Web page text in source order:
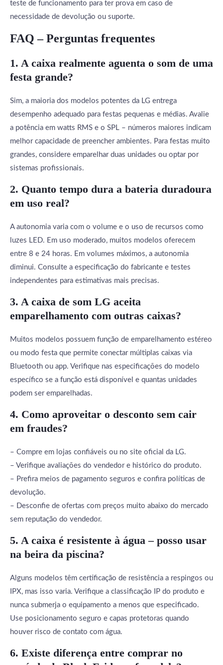
teste de funcionamento para ter prova em caso de
necessidade de devolução ou suporte.
FAQ – Perguntas frequentes
1. A caixa realmente aguenta o som de uma
festa grande?
Sim, a maioria dos modelos potentes da LG entrega
desempenho adequado para festas pequenas e médias. Avalie
a potência em watts RMS e o SPL – números maiores indicam
melhor capacidade de preencher ambientes. Para festas muito
grandes, considere emparelhar duas unidades ou optar por
sistemas profissionais.
2. Quanto tempo dura a bateria duradoura
em uso real?
A autonomia varia com o volume e o uso de recursos como
luzes LED. Em uso moderado, muitos modelos oferecem
entre 8 e 24 horas. Em volumes máximos, a autonomia
diminui. Consulte a especificação do fabricante e testes
independentes para estimativas mais precisas.
3. A caixa de som LG aceita
emparelhamento com outras caixas?
Muitos modelos possuem função de emparelhamento estéreo
ou modo festa que permite conectar múltiplas caixas via
Bluetooth ou app. Verifique nas especificações do modelo
específico se a função está disponível e quantas unidades
podem ser emparelhadas.
4. Como aproveitar o desconto sem cair
em fraudes?
– Compre em lojas confiáveis ou no site oficial da LG.
– Verifique avaliações do vendedor e histórico do produto.
– Prefira meios de pagamento seguros e confira políticas de
devolução.
– Desconfie de ofertas com preços muito abaixo do mercado
sem reputação do vendedor.
5. A caixa é resistente à água – posso usar
na beira da piscina?
Alguns modelos têm certificação de resistência a respingos ou
IPX, mas isso varia. Verifique a classificação IP do produto e
nunca submerja o equipamento a menos que especificado.
Use posicionamento seguro e capas protetoras quando
houver risco de contato com água.
6. Existe diferença entre comprar no